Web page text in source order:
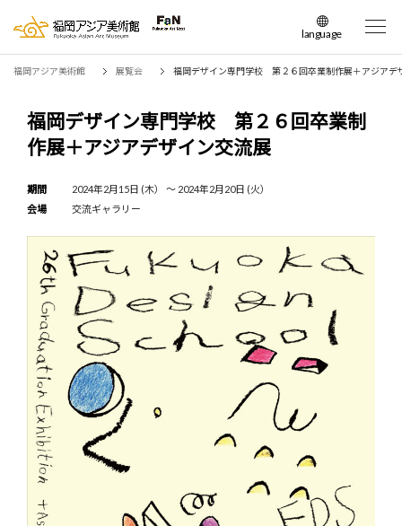
language
日本語
簡体中文
福岡アジア美術館 展覧会 福岡デザイン専門学校 第２６回卒業制作展＋アジアデ
福岡デザイン専門学校 第２６回卒業制
作展＋アジアデザイン交流展
期間
2024年2月15日 (木） 〜 2024年2月20日 (火）
会場
交流ギャラリー